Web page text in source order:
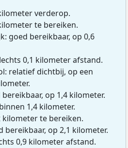
verderop.
te bereiken.
goed bereikbaar, op 0,6
0,1 kilometer afstand.
relatief dichtbij, op een
op 1,4 kilometer.
1,4 kilometer.
kilometer te bereiken.
bereikbaar, op 2,1 kilometer.
0,9 kilometer afstand.